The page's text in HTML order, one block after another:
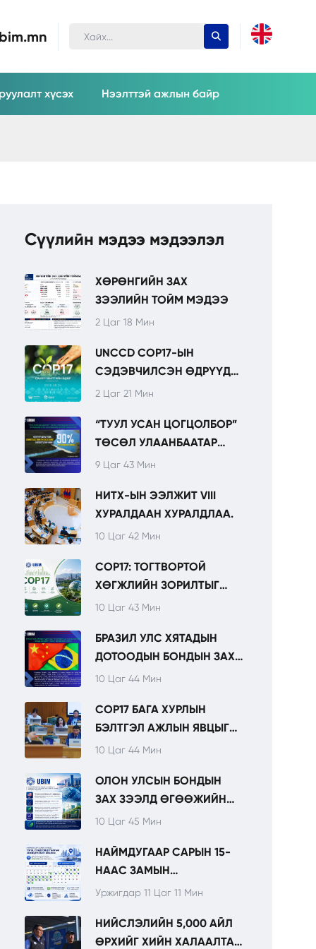
хүсэх Нээлттэй ажлын байр
Сүүлийн мэдээ мэдээлэл
ХӨРӨНГИЙН ЗАХ
ЗЭЭЛИЙН ТОЙМ МЭДЭЭ
2 Цаг 18 Мин
UNCCD COP17-ЫН
СЭДЭВЧИЛСЭН ӨДРҮҮД
ТОГТВОРТОЙ ХӨГЖИЛ,
ТЭРГҮҮЛЭХ
ЧИГЛЭЛҮҮДИЙГ
ОНЦОЛНО.
2 Цаг 21 Мин
“ТУУЛ УСАН ЦОГЦОЛБОР”
ТӨСӨЛ УЛААНБААТАР
ХОТЫН УРТ ХУГАЦААНЫ
СУУРИЙГ БЭХЖҮҮЛНЭ.
9 Цаг 43 Мин
НИТХ-ЫН ЭЭЛЖИТ VIII
ХУРАЛДААН ХУРАЛДЛАА.
10 Цаг 42 Мин
COP17: ТОГТВОРТОЙ
ХӨГЖЛИЙН ЗОРИЛТЫГ
ХЭРЭГЖҮҮЛЭХЭД
НЭМЭГДЭЖ БАЙНА.
10 Цаг 43 Мин
БРАЗИЛ УЛС ХЯТАДЫН
ДОТООДЫН БОНДЫН ЗАХ
ЗЭЭЛД ЖИЛ БҮР ПАНДА
ТӨЛӨВЛӨЖ БАЙНА.
10 Цаг 44 Мин
COP17 БАГА ХУРЛЫН
БЭЛТГЭЛ АЖЛЫН ЯВЦЫГ
НИТХ-ЫН
ТАНИЛЦУУЛЛАА.
10 Цаг 44 Мин
ОЛОН УЛСЫН БОНДЫН
ЗАХ ЗЭЭЛД ӨГӨӨЖИЙН
ОРЧИН ХАДГАЛАГДАЖ, УРТ
САНХҮҮЖИЛТИЙН
БОЛОМЖ АНХААРЛЫН
ТӨВД БАЙНА.
10 Цаг 45 Мин
НАЙМДУГААР САРЫН 15-
НААС ЗАМЫН
ХӨДӨЛГӨӨНИЙ ТЭГШ,
ЗОХИЦУУЛАЛТ ЭХЭЛНЭ.
Уржигдар 11 Цаг 11 Мин
НИЙСЛЭЛИЙН 5,000 АЙЛ
ӨРХИЙГ ХИЙН ХАЛААЛТАД